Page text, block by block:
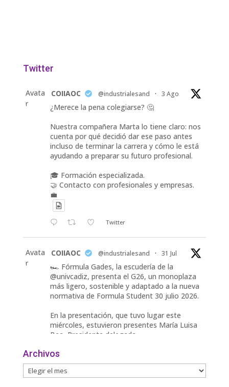
Twitter
Avata
r
COIIAOC @industrialesand · 3 Ago
¿Merece la pena colegiarse? 🤔
Nuestra compañera Marta lo tiene claro: nos
cuenta por qué decidió dar ese paso antes
incluso de terminar la carrera y cómo le está
ayudando a preparar su futuro profesional.
🎓 Formación especializada.
🤝 Contacto con profesionales y empresas.
💼
Twitter
Avata
r
COIIAOC @industrialesand · 31 Jul
🏎️ Fórmula Gades, la escudería de la
@univcadiz, presenta el G26, un monoplaza
más ligero, sostenible y adaptado a la nueva
normativa de Formula Student 30 julio 2026.
En la presentación, que tuvo lugar este
miércoles, estuvieron presentes María Luisa
Bea, Presidenta delegada
Twitter
Archivos